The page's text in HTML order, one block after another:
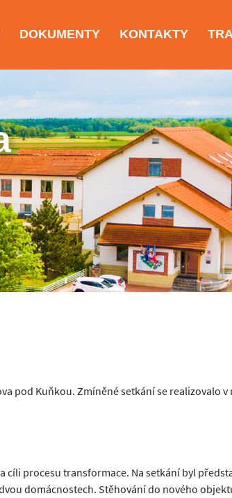
DOKUMENTY KONTAKTY
pod Kuňkou. Zmíněné setkání se realizovalo
procesu transformace. Na setkání byl
domácnostech. Stěhování do nového